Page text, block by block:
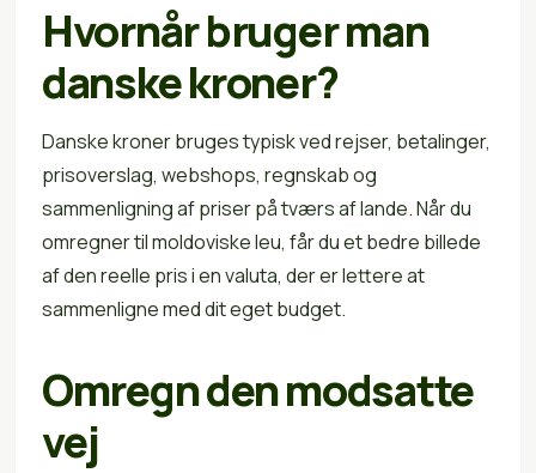
Hvornår bruger man
danske kroner?
Danske kroner bruges typisk ved rejser, betalinger,
prisoverslag, webshops, regnskab og
sammenligning af priser på tværs af lande. Når du
omregner til moldoviske leu, får du et bedre billede
af den reelle pris i en valuta, der er lettere at
sammenligne med dit eget budget.
Omregn den modsatte
vej